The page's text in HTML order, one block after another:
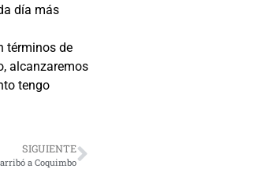
día más
términos de
alcanzaremos
tengo
SIGUIENTE
a Coquimbo